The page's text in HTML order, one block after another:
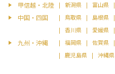
甲信越・北陸 新潟県 富山県
中国・四国 鳥取県 島根県
香川県
愛媛県
九州・沖縄 福岡県 佐賀県
鹿児島県
沖縄県